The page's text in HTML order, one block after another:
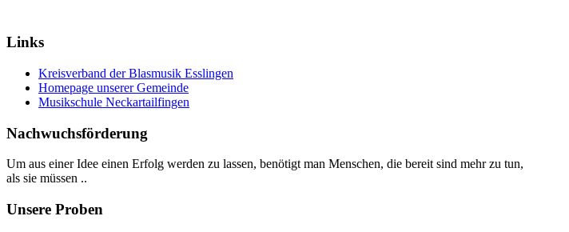
Links
Kreisverband der Blasmusik Esslingen
Homepage unserer Gemeinde
Musikschule Neckartailfingen
Nachwuchsförderung
Um aus einer Idee einen Erfolg werden zu lassen, benötigt man Menschen, die bereit sind mehr zu tun,
als sie müssen ..
Unsere Proben